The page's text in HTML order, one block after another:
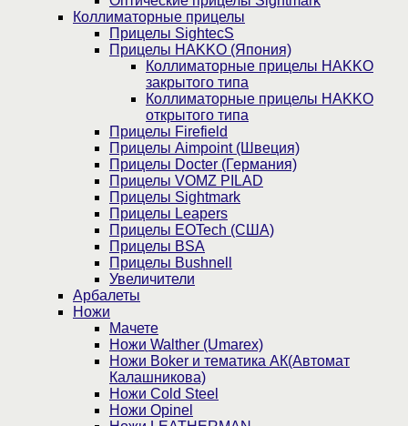
Коллиматорные прицелы
Прицелы SightecS
Прицелы HAKKO (Япония)
Коллиматорные прицелы HAKKO
закрытого типа
Коллиматорные прицелы HAKKO
открытого типа
Прицелы Firefield
Прицелы Aimpoint (Швеция)
Прицелы Docter (Германия)
Прицелы VOMZ PILAD
Прицелы Sightmark
Прицелы Leapers
Прицелы EOTech (США)
Прицелы BSA
Прицелы Bushnell
Увеличители
Арбалеты
Ножи
Мачете
Ножи Walther (Umarex)
Ножи Boker и тематика АК(Автомат
Калашникова)
Ножи Cold Steel
Ножи Opinel